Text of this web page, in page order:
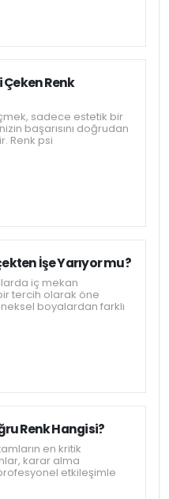
Renk
sadece estetik bir
başarısını doğrudan
Renk psi
İşe Yarıyor mu?
iç mekan
tercih olarak öne
boyalardan farklı
Renk Hangisi?
en kritik
karar alma
etkileşimle